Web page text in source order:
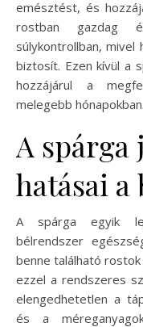
emésztést, és
rostban gazdag
súlykontrollban,
biztosít. Ezen kívül a
hozzájárul a
melegebb hónapokban.
A spárga
hatásai
A spárga egyik
bélrendszer
benne található
ezzel a rendszeres
elengedhetetlen a
és a